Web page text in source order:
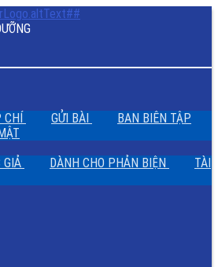
CHÍ
GỬI BÀI
BAN BIÊN TẬP
GIẢ
DÀNH CHO PHẢN BIỆN
TÀI